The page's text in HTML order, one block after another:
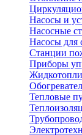
Насосы и
Насосные
Насосы для
Станции
Приборы
Тепловые